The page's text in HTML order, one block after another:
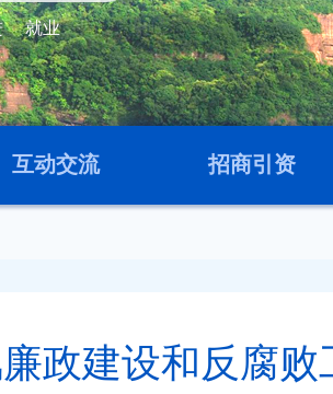
就业
互动交流 招商引资
政建设和反腐败